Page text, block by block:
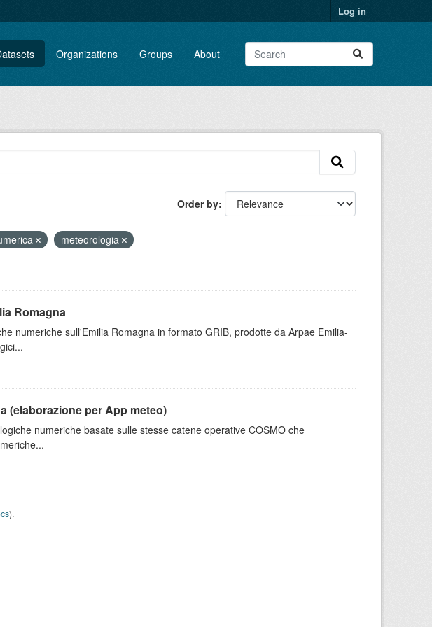
Log in
Organizations Groups About
Order by
meteorologia
Romagna
numeriche sull'Emilia Romagna in formato GRIB, prodotte da Arpae Emilia-
(elaborazione per App meteo)
numeriche basate sulle stesse catene operative COSMO che
).